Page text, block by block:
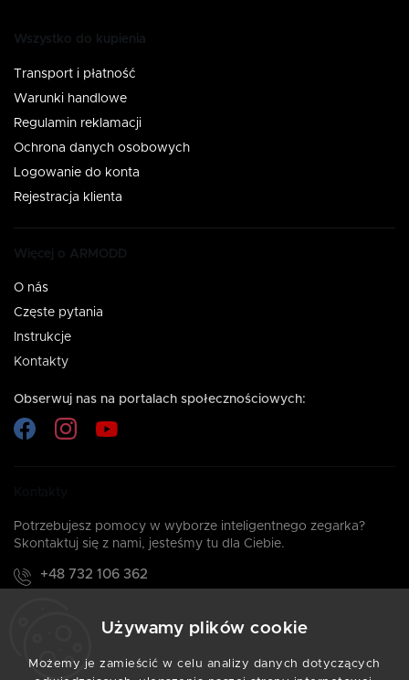
Używamy plików cookie
Możemy je zamieścić w celu analizy danych dotyczących
Wszystko do kupienia
Transport i płatność
Warunki handlowe
Regulamin reklamacji
Ochrona danych osobowych
Logowanie do konta
Rejestracja klienta
Więcej o ARMODD
O nás
Częste pytania
Instrukcje
Kontakty
Obserwuj nas na portalach społecznościowych:
Potrzebujesz pomocy w wyborze inteligentnego zegarka?
Skontaktuj się z nami, jesteśmy tu dla Ciebie.
+48 732 106 362
info@armodd.pl